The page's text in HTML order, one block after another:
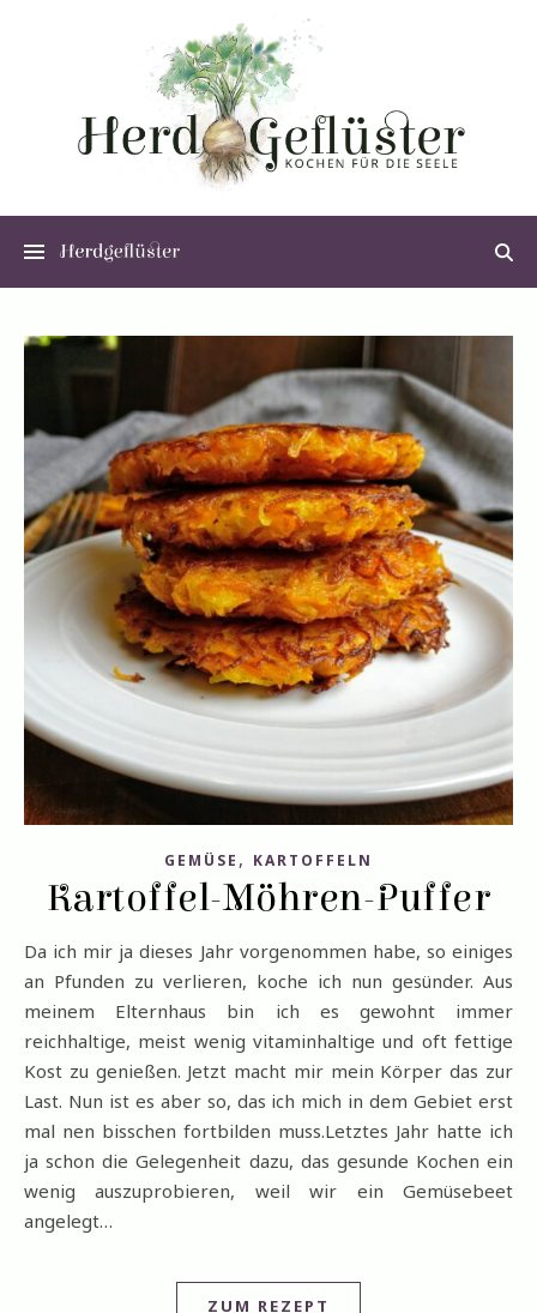
GEMÜSE , KARTOFFELN
Kartoffel-Möhren-Puffer
Da ich mir ja dieses Jahr vorgenommen habe, so einiges
an Pfunden zu verlieren, koche ich nun gesünder. Aus
meinem Elternhaus bin ich es gewohnt immer
reichhaltige, meist wenig vitaminhaltige und oft fettige
Kost zu genießen. Jetzt macht mir mein Körper das zur
Last. Nun ist es aber so, das ich mich in dem Gebiet erst
mal nen bisschen fortbilden muss.Letztes Jahr hatte ich
ja schon die Gelegenheit dazu, das gesunde Kochen ein
wenig auszuprobieren, weil wir ein Gemüsebeet
angelegt…
ZUM REZEPT